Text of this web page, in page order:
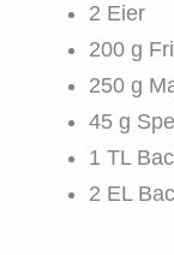
2 Eier
200 g
250 g
45 g
1 TL
2 EL